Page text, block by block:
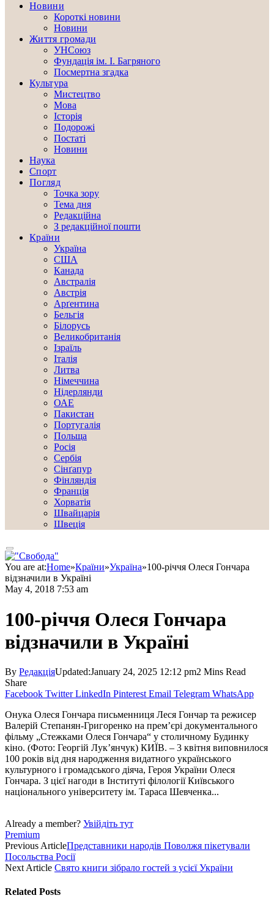
Новини
Короткі новини
Новини
Життя громади
УНСоюз
Фундація ім. І. Багряного
Посмертна згадка
Культура
Мистецтво
Мова
Історія
Подорожі
Постаті
Новини
Наука
Спорт
Погляд
Точка зору
Тема дня
Редакційна
З редакційної пошти
Країни
Україна
США
Канада
Австралія
Австрія
Арґентина
Бельгія
Білорусь
Великобританія
Ізраїль
Італія
Литва
Німеччина
Нідерлянди
ОАЕ
Пакистан
Португалія
Польща
Росія
Сербія
Сінґапур
Фінляндія
Франція
Хорватія
Швайцарія
Швеція
You are at:Home»Країни»Україна»100-річчя Олеся Гончара
відзначили в Україні
May 4, 2018 7:53 am
100-річчя Олеся Гончара
відзначили в Україні
By РедакціяUpdated:January 24, 2025 12:12 pm2 Mins Read
Share
Facebook Twitter LinkedIn Pinterest Email Telegram WhatsApp
Онука Олеся Гончара письменниця Леся Гончар та режисер
Валерій Степанян-Григоренко на прем’єрі документального
фільму „Стежками Олеся Гончара“ у столичному Будинку
кіно. (Фото: Георгій Лук’янчук) КИЇВ. – 3 квітня виповнилося
100 років від дня народження видатного українського
культурного і громадського діяча, Героя України Олеся
Гончара. З цієї нагоди в Інституті філології Київського
національного університету ім. Тараса Шевченка...
Already a member? Увійдіть тут
Premium
Previous ArticleПредставники народів Поволжя пікетували
Посольства Росії
Next Article Свято книги зібрало гостей з усієї України
Related Posts